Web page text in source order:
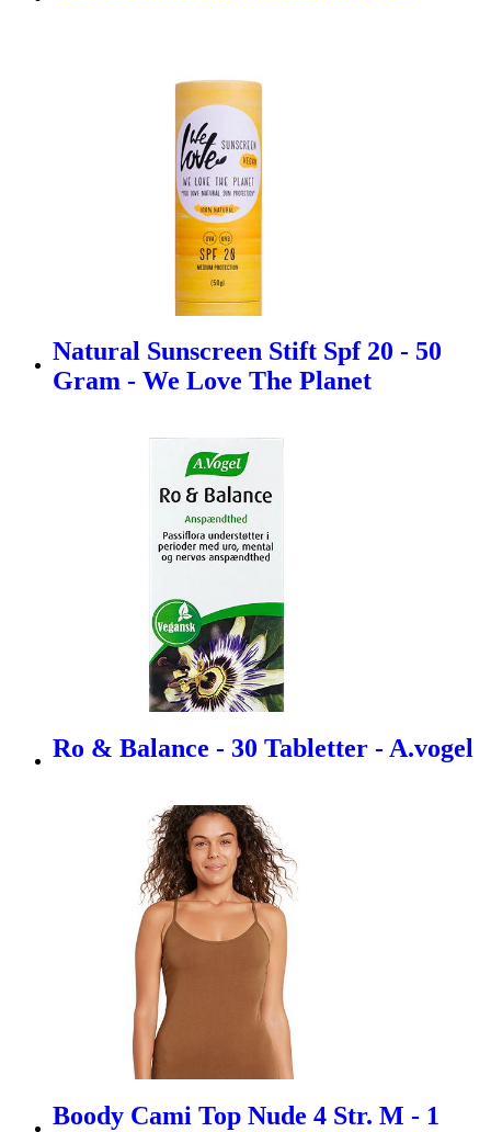
Natural Sunscreen Stift Spf 20 - 50
Gram - We Love The Planet
Ro & Balance - 30 Tabletter - A.vogel
Boody Cami Top Nude 4 Str. M - 1